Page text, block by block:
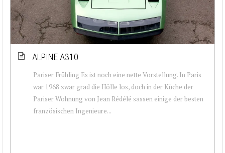
ALPINE A310
Pariser Frühling Es ist noch eine nette Vorstellung. In Paris
war 1968 zwar grad die Hölle los, doch in der Küche der
Pariser Wohnung von Jean Rédélé sassen einige der besten
französischen Ingenieure...